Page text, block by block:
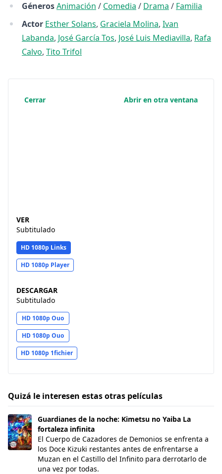
GénerosAnimación / Comedia / Drama / Familia
Actor Esther Solans, Graciela Molina, Ivan
Labanda, José García Tos, José Luis Mediavilla, Rafa
Calvo, Tito Trifol
Cerrar Abrir en otra ventana
VER
Subtitulado
HD 1080p Links
HD 1080p Player
DESCARGAR
Subtitulado
HD 1080p Ouo
HD 1080p Ouo
HD 1080p 1fichier
Quizá le interesen estas otras películas
Guardianes de la noche: Kimetsu no Yaiba La fortaleza
Guardianes de la noche: Kimetsu no Yaiba La
fortaleza infinita
El Cuerpo de Cazadores de Demonios se enfrenta a
los Doce Kizuki restantes antes de enfrentarse a
Muzan en el Castillo del Infinito para derrotarlo de
una vez por todas.